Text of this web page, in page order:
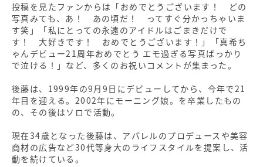
投稿を見たファンからは「おめでとうございます！ どの
写真みても、あ！ あの頃だ！ ってすぐ分かっちゃいま
す笑」「私にとっての永遠のアイドルはごまきだけで
す！ 大好きです！ おめでとうございます！」「真希ち
ゃんデビュー21周年おめでとう エモ過ぎる写真ばっかり
で泣ける！」など、多くのお祝いコメントが集まった。
後藤は、1999年の9月9日にデビューしてから、今年で21
年目を迎える。2002年にモーニング娘。を卒業したもの
の、その後はソロで活動。
現在34歳となった後藤は、アパレルのプロデュースや美容
商材の広告など30代等身大のライフスタイルを提案し、活
動を続けている。